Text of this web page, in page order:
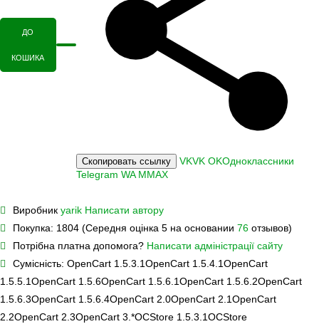
ДО
КОШИКА
Скопировать ссылку VKVK OKОдноклассники
Telegram WA MMAX
Виробник yarik Написати автору
Покупка: 1804 (Середня оцінка 5 на основании 76 отзывов)
Потрібна платна допомога? Написати адміністрації сайту
Сумісність: OpenCart 1.5.3.1OpenCart 1.5.4.1OpenCart
1.5.5.1OpenCart 1.5.6OpenCart 1.5.6.1OpenCart 1.5.6.2OpenCart
1.5.6.3OpenCart 1.5.6.4OpenCart 2.0OpenCart 2.1OpenCart
2.2OpenCart 2.3OpenCart 3.*OCStore 1.5.3.1OCStore